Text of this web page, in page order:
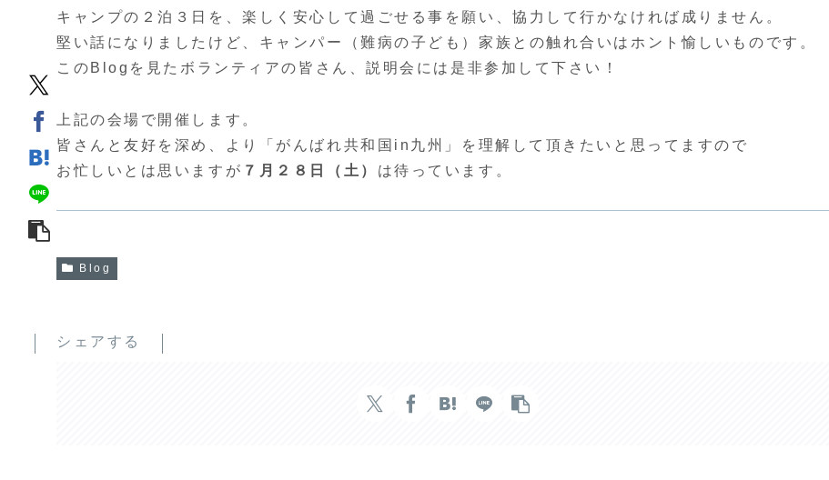
キャンプの２泊３日を、楽しく安心して過ごせる事を願い、協力して行かなければ成りません。
堅い話になりましたけど、キャンパー（難病の子ども）家族との触れ合いはホント愉しいものです。
このBlogを見たボランティアの皆さん、説明会には是非参加して下さい！
上記の会場で開催します。
皆さんと友好を深め、より「がんばれ共和国in九州」を理解して頂きたいと思ってますので
お忙しいとは思いますが ７月２８日（土） は待っています。
Blog
シェアする